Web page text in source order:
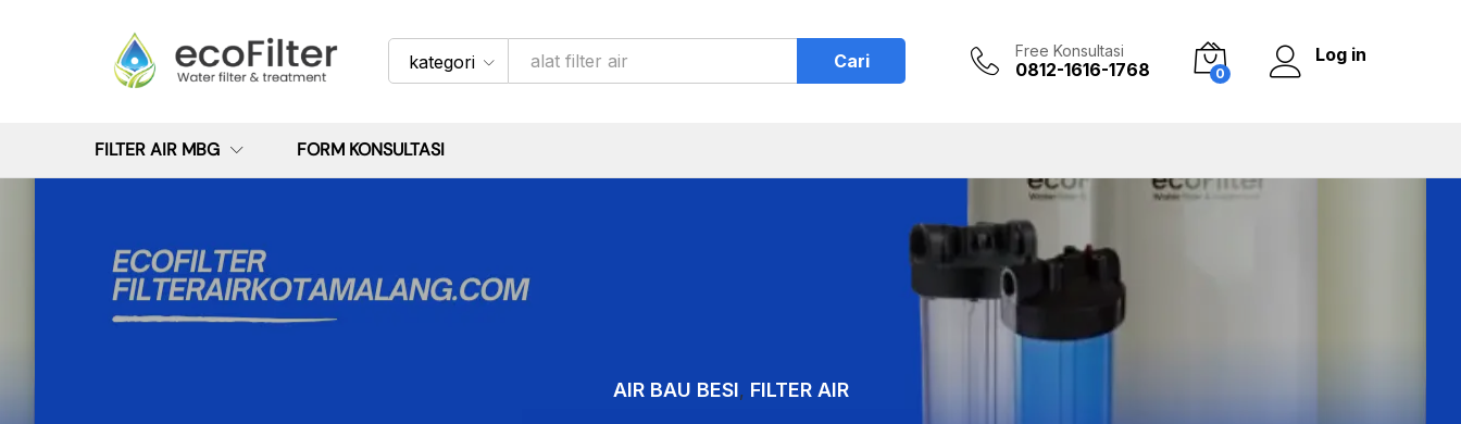
kategori Cari Free Konsultasi
0812-1616-1768 0
Log in
FILTER AIR MBG FORM KONSULTASI
AIR BAU BESI, FILTER AIR